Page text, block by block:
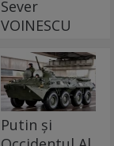
Sever
VOINESCU
Putin și